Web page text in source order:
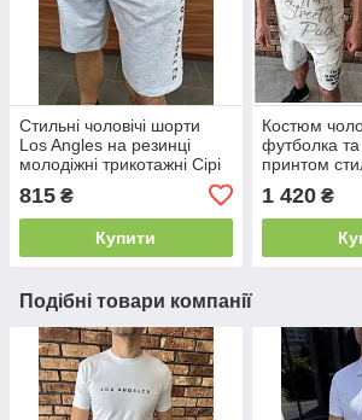
Стильні чоловічі шорти
Los Angles на резинці
молодіжні трикотажні Сірі
815 ₴
Купити
Костюм
футболка
принтом
Білий
1 420₴
Подібні товари компанії